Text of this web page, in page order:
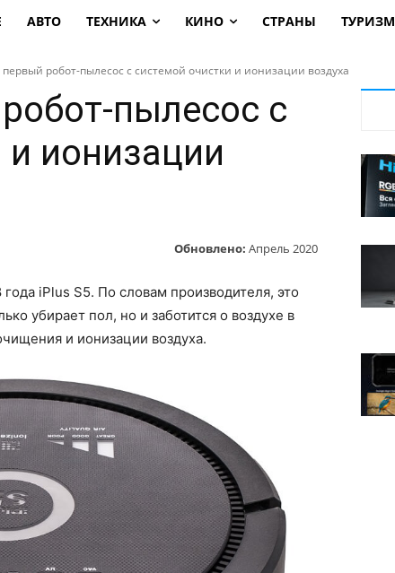
АВТО ТЕХНИКА КИНО СТРАНЫ ТУРИЗМ
первый робот-пылесос с системой очистки и ионизации воздуха
пылесос с
и ионизации
Обновлено: Апрель 2020
iPlus S5. По словам производителя, это
убирает пол, но и заботится о воздухе в
и ионизации воздуха.